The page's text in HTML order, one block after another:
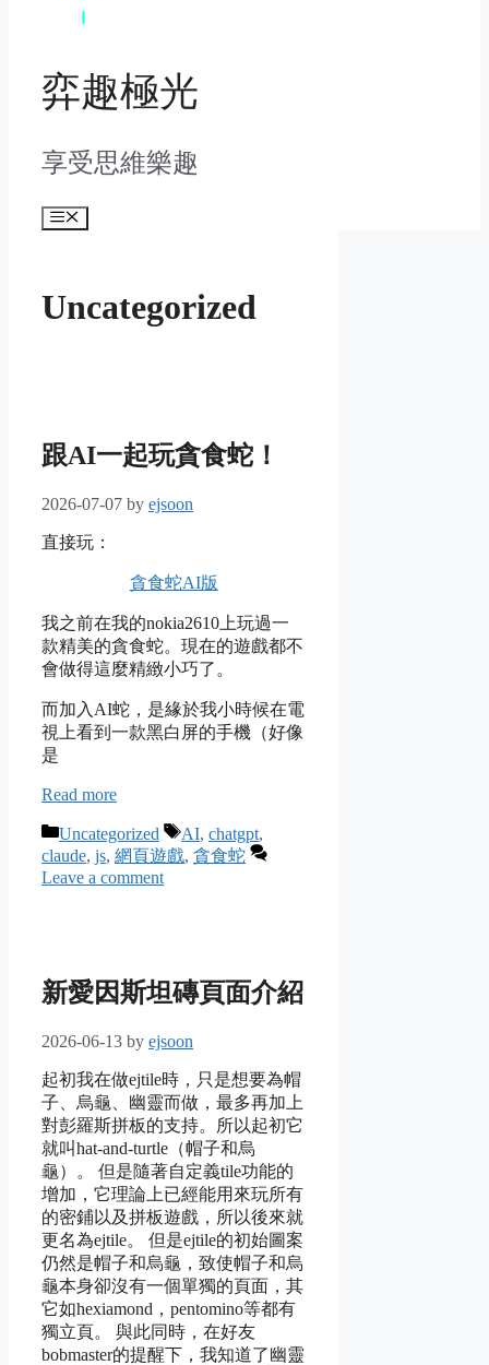
弈趣極光
享受思維樂趣
Menu
Uncategorized
跟AI一起玩貪食蛇！
2026-07-07 by ejsoon
直接玩：
貪食蛇AI版
我之前在我的nokia2610上玩過一
款精美的貪食蛇。現在的遊戲都不
會做得這麼精緻小巧了。
而加入AI蛇，是緣於我小時候在電
視上看到一款黑白屏的手機（好像
是
Read more
Categories
Uncategorized Tags
AI, chatgpt,
claude, js, 網頁遊戲, 貪食蛇
Leave a comment
新愛因斯坦磚頁面介紹
2026-06-13 by ejsoon
起初我在做ejtile時，只是想要為帽
子、烏龜、幽靈而做，最多再加上
對彭羅斯拼板的支持。所以起初它
就叫hat-and-turtle（帽子和烏
龜）。 但是隨著自定義tile功能的
增加，它理論上已經能用來玩所有
的密鋪以及拼板遊戲，所以後來就
更名為ejtile。 但是ejtile的初始圖案
仍然是帽子和烏龜，致使帽子和烏
龜本身卻沒有一個單獨的頁面，其
它如hexiamond，pentomino等都有
獨立頁。 與此同時，在好友
bobmaster的提醒下，我知道了幽靈